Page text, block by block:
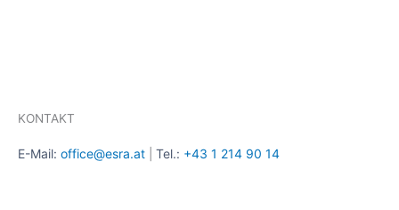
KONTAKT
E-Mail: office@esra.at Tel.: +43 1 214 90 14